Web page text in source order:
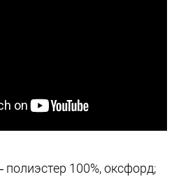
100%, оксфорд;